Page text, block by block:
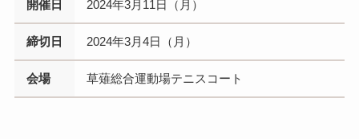
開催日 2024年3月11日（月）
締切日 2024年3月4日（月）
会場 草薙総合運動場テニスコート